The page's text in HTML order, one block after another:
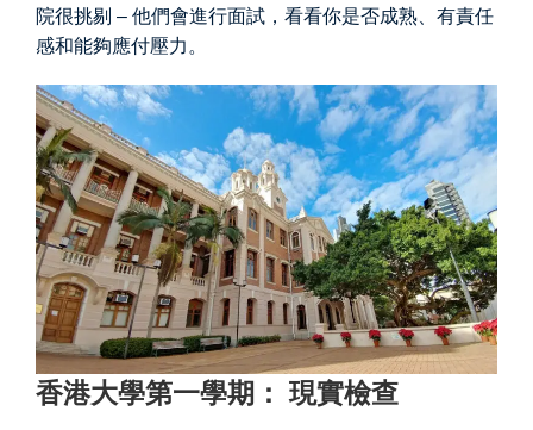
院很挑剔 – 他們會進行面試，看看你是否成熟、有責任
感和能夠應付壓力。
香港大學第一學期： 現實檢查